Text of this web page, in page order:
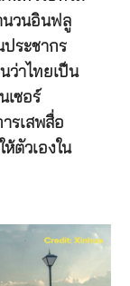
นวนอินฟลู
ประชากร
ว่าไทยเป็น
เซอร์
รเสพสื่อ
ตัวเองใน